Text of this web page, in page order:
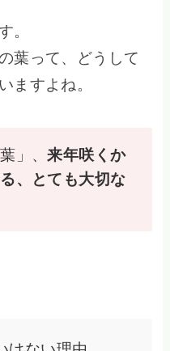
。
葉って、どうして
ますよね。
」、来年咲くか
、とても大切な